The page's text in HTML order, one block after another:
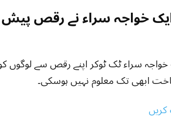
خواجہ سراء نے رقص پیش
سراء ٹک ٹوکر اپنے رقص سے لوگوں
ابھی تک معلوم نہیں ہوسکی۔